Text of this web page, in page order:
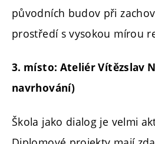
původních budov při
prostředí s vysokou mírou
3. místo: Ateliér Vítězslav
navrhování)
Škola jako dialog je velmi